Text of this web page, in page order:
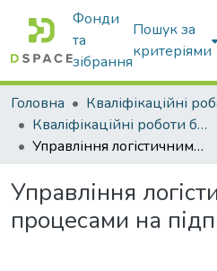
Фонди
та
зібрання
Пошук за
критеріями
Головна
Кваліфікаційні
Кваліфікаційні роботи бакалаврів
Управління логістичними бізнес-процесами на підприємстві
Управління
процесами на